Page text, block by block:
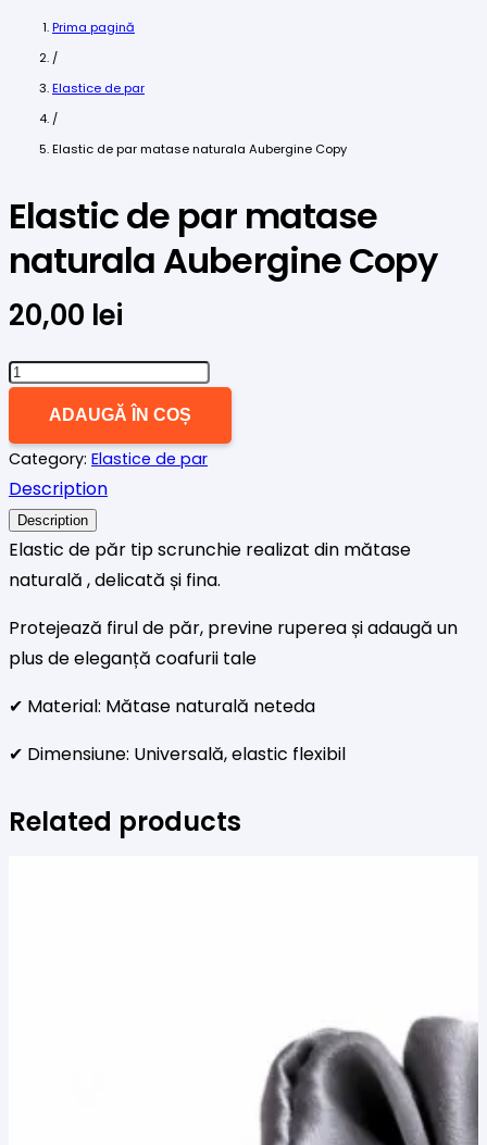
Prima pagină
/
Elastice de par
/
Elastic de par matase naturala Aubergine Copy
Elastic de par matase
naturala Aubergine Copy
20,00 lei
Cantitate
par
matase
naturala
Aubergine
Copy
ADAUGĂ ÎN COȘ
Category: Elastice de par
Description
Description
Elastic de păr tip scrunchie realizat din mătase
naturală , delicată și fina.
Protejează firul de păr, previne ruperea și adaugă un
plus de eleganță coafurii tale
✔ Material: Mătase naturală neteda
✔ Dimensiune: Universală, elastic flexibil
Related products